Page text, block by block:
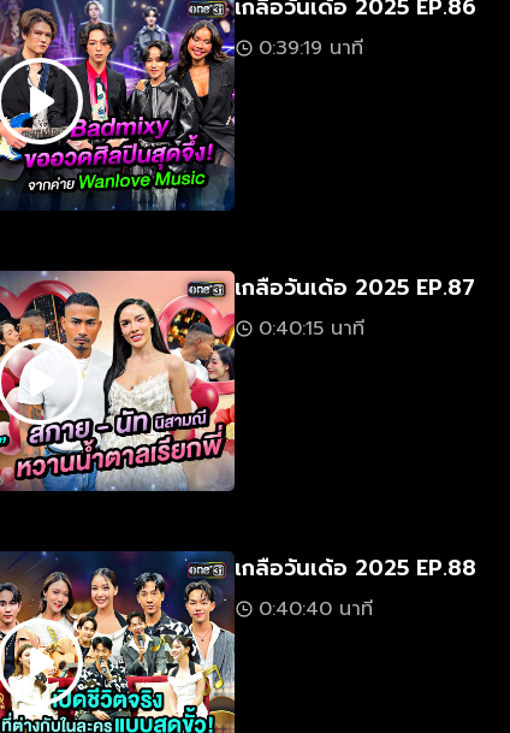
เกลือวันเด้อ 2025 EP.86
0:39:19 นาที
เกลือวันเด้อ 2025 EP.87
0:40:15 นาที
เกลือวันเด้อ 2025 EP.88
0:40:40 นาที